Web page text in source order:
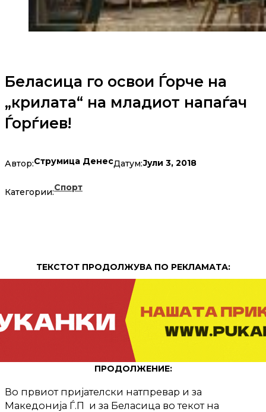
Беласица го освои Ѓорче на
„крилата“ на младиот напаѓач
Ѓорѓиев!
Автор:Струмица ДенесДатум:Јули 3, 2018
Категории:Спорт
ТЕКСТОТ ПРОДОЛЖУВА ПО РЕКЛАМАТА:
ПРОДОЛЖЕНИЕ:
Во првиот пријателски натпревар и за
Македонија Ѓ.П и за Беласица во текот на